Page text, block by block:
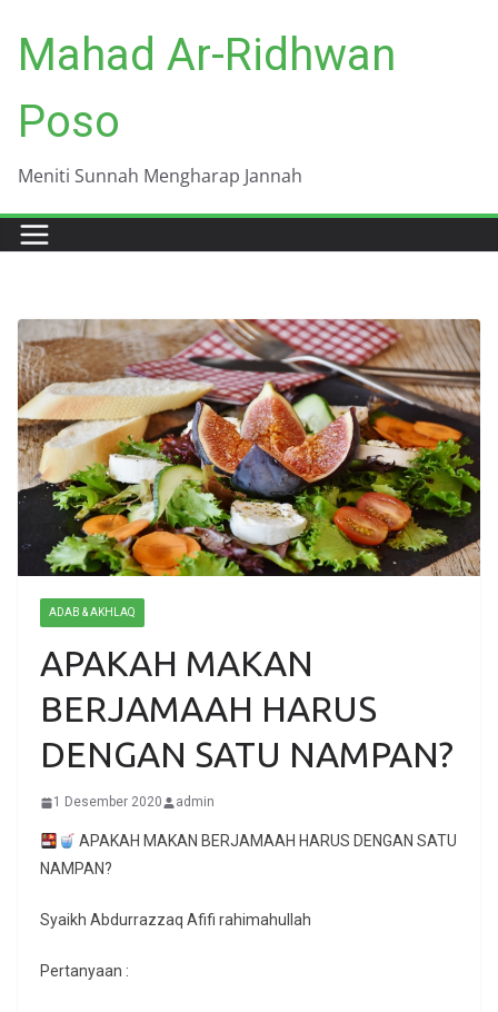
content
Mahad Ar-Ridhwan
Poso
Meniti Sunnah Mengharap Jannah
ADAB & AKHLAQ
APAKAH MAKAN
BERJAMAAH HARUS
DENGAN SATU NAMPAN?
1 Desember 2020 admin
APAKAH MAKAN BERJAMAAH HARUS DENGAN SATU
NAMPAN?
Syaikh Abdurrazzaq Afifi rahimahullah
Pertanyaan :